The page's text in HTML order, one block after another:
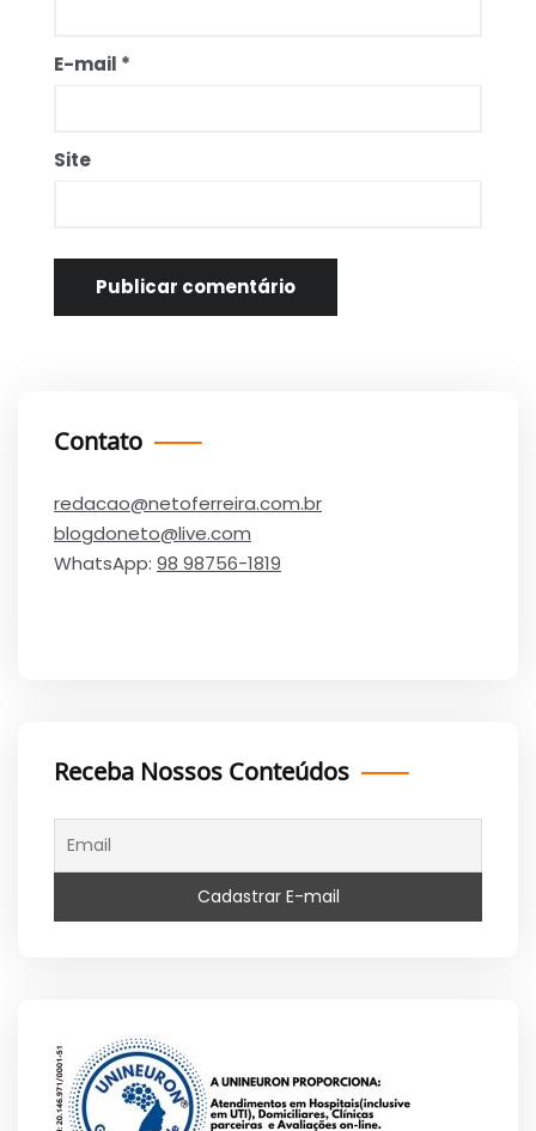
E-mail *
Site
Contato
redacao@netoferreira.com.br
blogdoneto@live.com
WhatsApp: 98 98756-1819
Receba Nossos Conteúdos